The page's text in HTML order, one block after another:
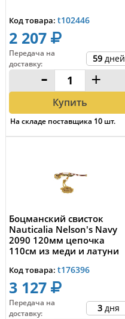
Код товара: t102446
2 207
Передача на
доставку: 59 дней
- +
Купить
На складе поставщика 10 шт.
Боцманский свисток
Nauticalia Nelson's Navy
2090 120мм цепочка
110см из меди и латуни
Код товара: t176396
3 127
Передача на
доставку: 3 дня